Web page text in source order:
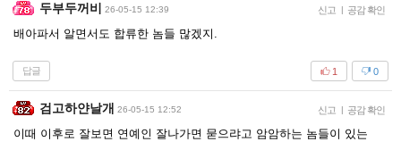
두부두꺼비 26-05-15 12:39 신고 | 공감 확인
배아파서 알면서도 합류한 놈들 많겠지.
답글 0
1
검고하얀날개 26-05-15 12:52 신고 | 공감 확인
이때 이후로 잘보면 연예인 잘나가면 묻으랴고 암암하는 놈들이 있는